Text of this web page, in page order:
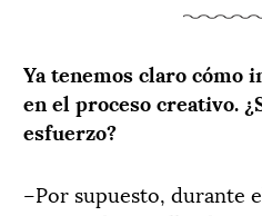
Ya tenemos claro cómo
en el proceso creativo.
esfuerzo?
–Por supuesto, durante